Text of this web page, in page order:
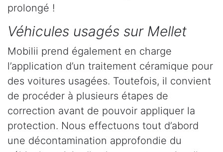
prolongé !
Véhicules usagés sur Mellet
Mobilii prend également en charge
l’application d’un traitement céramique pour
des voitures usagées. Toutefois, il convient
de procéder à plusieurs étapes de
correction avant de pouvoir appliquer la
protection. Nous effectuons tout d’abord
une décontamination approfondie du